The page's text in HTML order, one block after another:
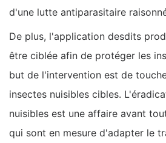
d'une lutte antiparasitaire
De plus, l'application desdits
être ciblée afin de protéger les
but de l'intervention est de
insectes nuisibles cibles.
nuisibles est une affaire avant
qui sont en mesure d'adapter le